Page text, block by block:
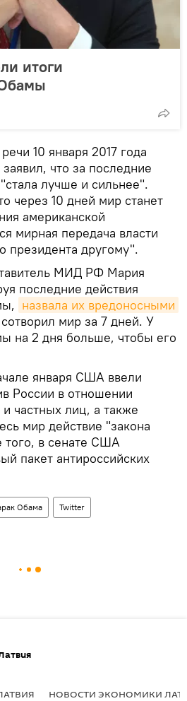
итоги
10 января 2017 года
что за последние
лучше и сильнее".
через 10 дней мир станет
американской
мирная передача власти
президента другому".
МИД РФ Мария
последние действия
назвала их вредоносными
мир за 7 дней. У
на 2 дня больше, чтобы его
января США ввели
России в отношении
частных лиц, а также
мир действие "закона
того, в сенате США
пакет антироссийских
Обама Twitter
НОВОСТИ ЭКОНОМИКИ